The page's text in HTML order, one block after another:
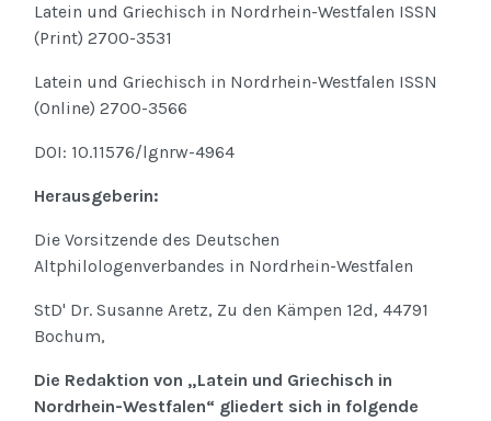
Latein und Griechisch in Nordrhein-Westfalen ISSN
(Print) 2700-3531
Latein und Griechisch in Nordrhein-Westfalen ISSN
(Online) 2700-3566
DOI: 10.11576/lgnrw-4964
Herausgeberin:
Die Vorsitzende des Deutschen
Altphilologenverbandes in Nordrhein-Westfalen
StD' Dr. Susanne Aretz, Zu den Kämpen 12d, 44791
Bochum,
Die Redaktion von „Latein und Griechisch in
Nordrhein-Westfalen“ gliedert sich in folgende